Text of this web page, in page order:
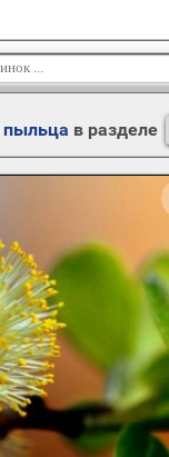
пыльца в разделе